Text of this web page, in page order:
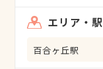
エリア・駅
百合ヶ丘駅